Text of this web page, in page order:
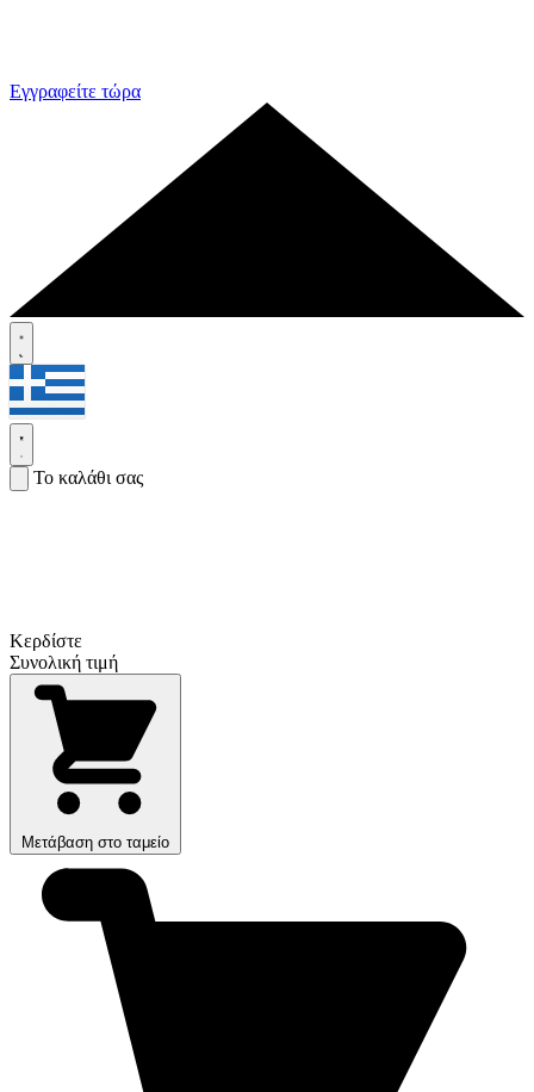
Εγγραφείτε τώρα
Το καλάθι σας
Κερδίστε
Συνολική τιμή
Μετάβαση στο ταμείο